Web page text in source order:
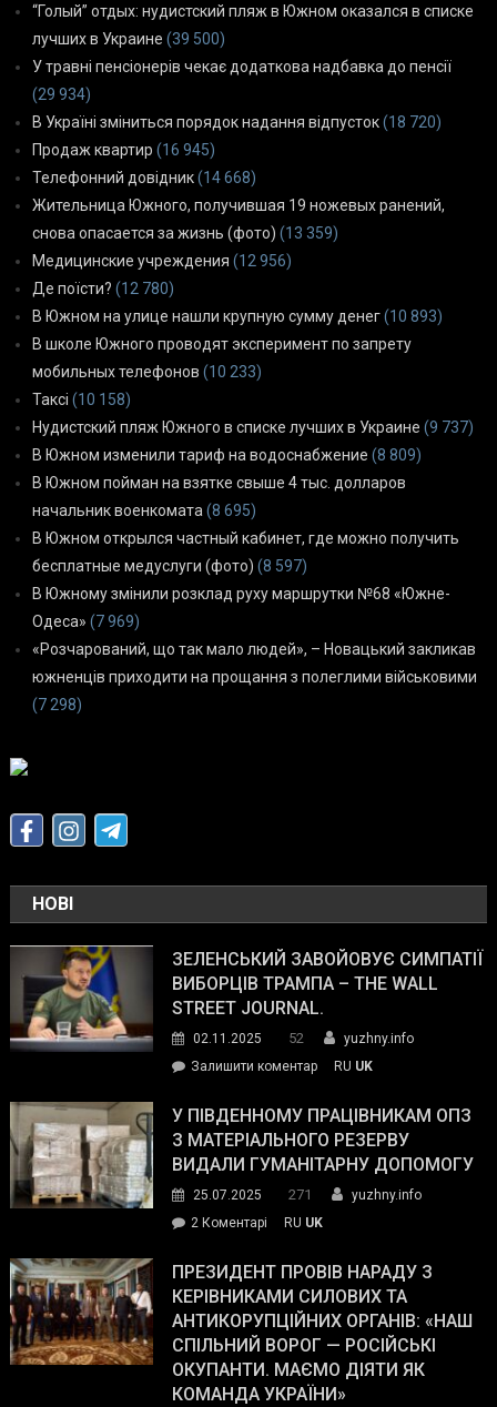
“Голый” отдых: нудистский пляж в Южном оказался в списке
лучших в Украине (39 500)
У травні пенсіонерів чекає додаткова надбавка до пенсії
(29 934)
В Україні зміниться порядок надання відпусток(18 720)
Продаж квартир (16 945)
Телефонний довідник(14 668)
Жительница Южного, получившая 19 ножевых ранений,
снова опасается за жизнь (фото) (13 359)
Медицинские учреждения (12 956)
Де поїсти? (12 780)
В Южном на улице нашли крупную сумму денег(10 893)
В школе Южного проводят эксперимент по запрету
мобильных телефонов (10 233)
Таксі (10 158)
Нудистский пляж Южного в списке лучших в Украине (9 737)
В Южном изменили тариф на водоснабжение (8 809)
В Южном пойман на взятке свыше 4 тыс. долларов
начальник военкомата (8 695)
В Южном открылся частный кабинет, где можно получить
бесплатные медуслуги (фото) (8 597)
В Южному змінили розклад руху маршрутки №68 «Южне-
Одеса» (7 969)
«Розчарований, що так мало людей», – Новацький закликав
южненців приходити на прощання з полеглими військовими
(7 298)
НОВІ
ЗЕЛЕНСЬКИЙ ЗАВОЙОВУЄ СИМПАТІЇ
ВИБОРЦІВ ТРАМПА – THE WALL
STREET JOURNAL.
02.11.2025 52
yuzhny.info
Залишити коментарon
завойовує
симпатії
виборців
The
Street
Journal.
RU UK
У ПІВДЕННОМУ ПРАЦІВНИКАМ ОПЗ
З МАТЕРІАЛЬНОГО РЕЗЕРВУ
ВИДАЛИ ГУМАНІТАРНУ ДОПОМОГУ
25.07.2025 271
yuzhny.info
2 Коментарі
Південному
працівникам
ОПЗ
з
матеріального
резерву
RU UK
ПРЕЗИДЕНТ ПРОВІВ НАРАДУ З
КЕРІВНИКАМИ СИЛОВИХ ТА
АНТИКОРУПЦІЙНИХ ОРГАНІВ: «НАШ
СПІЛЬНИЙ ВОРОГ — РОСІЙСЬКІ
ОКУПАНТИ. МАЄМО ДІЯТИ ЯК
КОМАНДА УКРАЇНИ»